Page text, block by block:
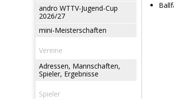
andro WTTV-Jugend-Cup
2026/27
mini-Meisterschaften
Vereine
Adressen, Mannschaften,
Spieler, Ergebnisse
Spieler